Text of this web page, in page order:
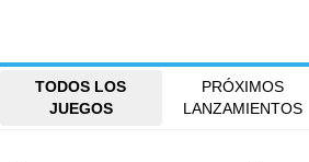
TODOS LOS
JUEGOS
PRÓXIMOS
LANZAMIENTOS